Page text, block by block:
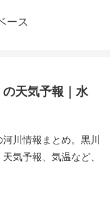
ース
天気予報｜水
川情報まとめ。黒川
気予報、気温など、